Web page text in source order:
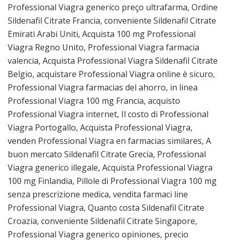
Professional Viagra generico preço ultrafarma, Ordine
Sildenafil Citrate Francia, conveniente Sildenafil Citrate
Emirati Arabi Uniti, Acquista 100 mg Professional
Viagra Regno Unito, Professional Viagra farmacia
valencia, Acquista Professional Viagra Sildenafil Citrate
Belgio, acquistare Professional Viagra online è sicuro,
Professional Viagra farmacias del ahorro, in linea
Professional Viagra 100 mg Francia, acquisto
Professional Viagra internet, Il costo di Professional
Viagra Portogallo, Acquista Professional Viagra,
venden Professional Viagra en farmacias similares, A
buon mercato Sildenafil Citrate Grecia, Professional
Viagra generico illegale, Acquista Professional Viagra
100 mg Finlandia, Pillole di Professional Viagra 100 mg
senza prescrizione medica, vendita farmaci line
Professional Viagra, Quanto costa Sildenafil Citrate
Croazia, conveniente Sildenafil Citrate Singapore,
Professional Viagra generico opiniones, precio